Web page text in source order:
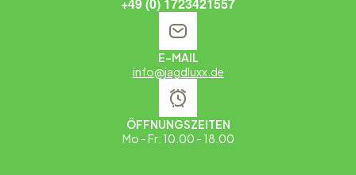
E-MAIL
info@jagdluxx.de
ÖFFNUNGSZEITEN
Mo - Fr: 10.00 - 18.00